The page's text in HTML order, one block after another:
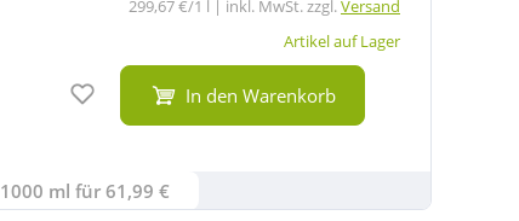
299,67 €/1 l | inkl. MwSt. zzgl.Versand
Artikel auf Lager
Auf den Merkzettel
In den Warenkorb
1000 ml für 61,99 €